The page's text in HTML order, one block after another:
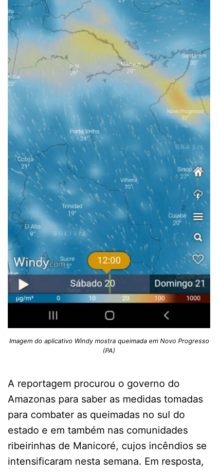
Imagem do aplicativo Windy mostra queimada em Novo Progresso
(PA)
A reportagem procurou o governo do
Amazonas para saber as medidas tomadas
para combater as queimadas no sul do
estado e em também nas comunidades
ribeirinhas de Manicoré, cujos incêndios se
intensificaram nesta semana. Em resposta,